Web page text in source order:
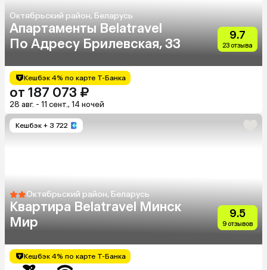
Октябрьский район, Беларусь
Апартаменты Belatravel
По Адресу Брилевская, 33
9.7
23 отзыва
Кешбэк 4% по карте Т-Банка
от 187 073 ₽
28 авг. - 11 сент., 14 ночей
Кешбэк + 3 722
Октябрьский район, Беларусь
Квартира Belatravel Минск
Мир
9.5
9 отзывов
Кешбэк 4% по карте Т-Банка